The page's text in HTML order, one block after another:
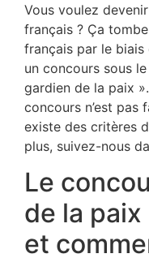
Vous voulez
français ? Ça
français par le
un concours sous
gardien de la paix
concours n’est pas
existe des critères
plus, suivez-nous
Le
de la paix
et